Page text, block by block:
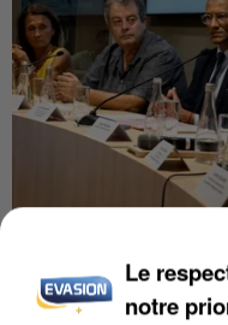
INCENDIES : L’ÎLE-
DE SOLIDARITÉ
Le
notre